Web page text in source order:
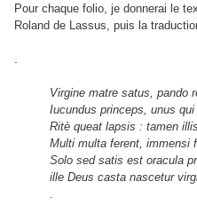
Pour chaque folio, je donnerai le
Roland de Lassus, puis la
Virgine matre satus, pando
Iucundus princeps, unus
Ritè queat lapsis : tamen
Multi multa ferent, immensi
Solo sed satis est oracula
ille Deus casta nascetur
.